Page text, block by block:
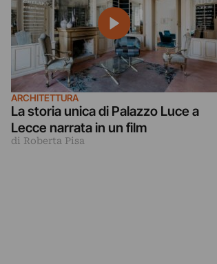
ARCHITETTURA
La storia unica di Palazzo Luce a
Lecce narrata in un film
di Roberta Pisa